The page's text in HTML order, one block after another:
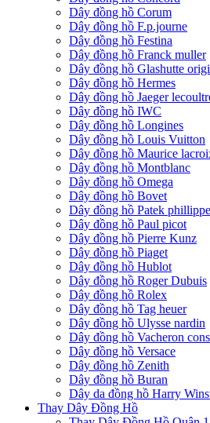
Dây đồng hồ Corum
Dây đồng hồ F.p.journe
Dây đồng hồ Festina
Dây đồng hồ Franck muller
Dây đồng hồ Glashutte
Dây đồng hồ Hermes
Dây đồng hồ Jaeger
Dây đồng hồ IWC
Dây đồng hồ Longines
Dây đồng hồ Louis Vuitton
Dây đồng hồ Maurice
Dây đồng hồ Montblanc
Dây đồng hồ Omega
Dây đồng hồ Bovet
Dây đồng hồ Patek phillippe
Dây đồng hồ Paul picot
Dây đồng hồ Pierre Kunz
Dây đồng hồ Piaget
Dây đồng hồ Hublot
Dây đồng hồ Roger Dubuis
Dây đồng hồ Rolex
Dây đồng hồ Tag heuer
Dây đồng hồ Ulysse nardin
Dây đồng hồ Vacheron
Dây đồng hồ Versace
Dây đồng hồ Zenith
Dây đồng hồ Buran
Dây da đồng hồ Harry
Thay Dây Đồng Hồ